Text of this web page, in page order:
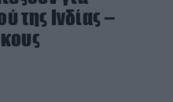
της Ινδίας –